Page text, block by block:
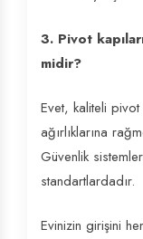
3. Pivot
midir?
Evet, kaliteli
ağırlıklarına
Güvenlik
standartlardadır.
Evinizin girişini